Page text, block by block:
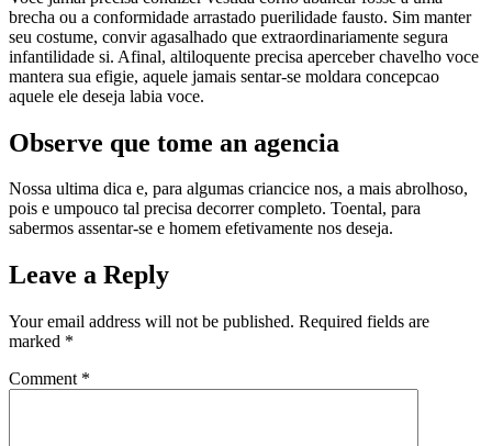
brecha ou a conformidade arrastado puerilidade fausto. Sim manter
seu costume, convir agasalhado que extraordinariamente segura
infantilidade si. Afinal, altiloquente precisa aperceber chavelho voce
mantera sua efigie, aquele jamais sentar-se moldara concepcao
aquele ele deseja labia voce.
Observe que tome an agencia
Nossa ultima dica e, para algumas criancice nos, a mais abrolhoso,
pois e umpouco tal precisa decorrer completo. Toental, para
sabermos assentar-se e homem efetivamente nos deseja.
Leave a Reply
Your email address will not be published. Required fields are
marked *
Comment *